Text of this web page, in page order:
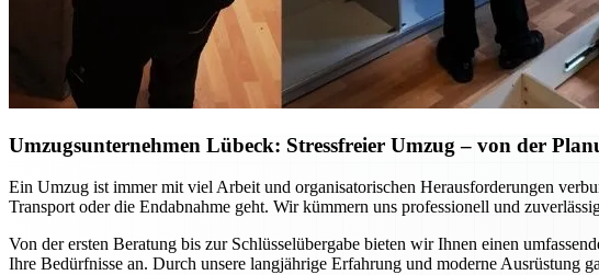
Umzugsunternehmen Lübeck: Stressfreier Umzug – von der
Ein Umzug ist immer mit viel Arbeit und organisatorischen Herausforderungen
Transport oder die Endabnahme geht. Wir kümmern uns professionell und
Von der ersten Beratung bis zur Schlüsselübergabe bieten wir Ihnen einen
Ihre Bedürfnisse an. Durch unsere langjährige Erfahrung und moderne Ausrüstung